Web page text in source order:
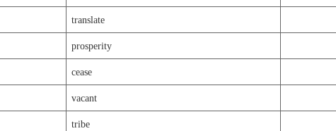
translate
prosperity
cease
vacant
tribe